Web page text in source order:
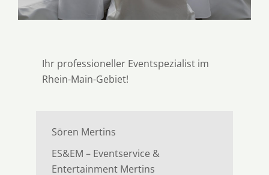
Ihr professioneller Eventspezialist im
Rhein-Main-Gebiet!
Sören Mertins
ES&EM – Eventservice &
Entertainment Mertins